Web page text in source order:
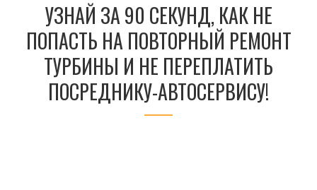
УЗНАЙ ЗА 90 СЕКУНД, КАК НЕ
ПОПАСТЬ НА ПОВТОРНЫЙ РЕМОНТ
ТУРБИНЫ И НЕ ПЕРЕПЛАТИТЬ
ПОСРЕДНИКУ-АВТОСЕРВИСУ!